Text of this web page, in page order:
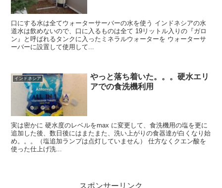
口にする水は全てウォーターサーバーの水を使う インドネシアの水
道水は飲めないので、口に入るものは全て 19リットル入りの『ガロ
ン』と呼ばれるタンクに入ったミネラルウォーターを ウォーターサ
ーバーに設置して使用して...
インドネシア
やっと落ち着いた。。。硬水エリ
アでの食洗機利用
実は密かに 硬水度のレベルをmax に変更して、食洗機用の塩を更に
追加した後、数日後にはまたまた、洗い上がりの食器達が白くなり始
め。。。（塩追加ランプは点灯していません） 仕方なくクエン酸を
使った仕上げ洗...
スポンサーリンク